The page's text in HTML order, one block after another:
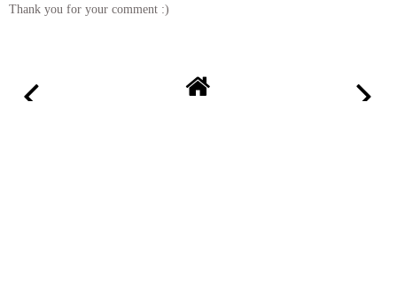
Thank you for your comment :)